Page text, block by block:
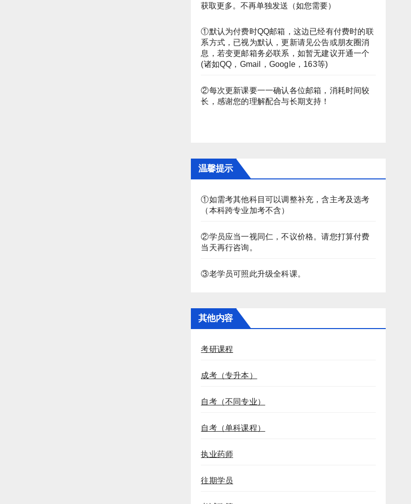
获取更多。不再单独发送（如您需要）
①默认为付费时QQ邮箱，这边已经有付费时的联
系方式，已视为默认，更新请见公告或朋友圈消
息，若变更邮箱务必联系，如暂无建议开通一个
(诸如QQ，Gmail，Google，163等)
②每次更新课要一一确认各位邮箱，消耗时间较
长，感谢您的理解配合与长期支持！
温馨提示
①如需考其他科目可以调整补充，含主考及选考
（本科跨专业加考不含）
②学员应当一视同仁，不议价格。请您打算付费
当天再行咨询。
③老学员可照此升级全科课。
其他内容
考研课程
成考（专升本）
自考（不同专业）
自考（单科课程）
执业药师
往期学员